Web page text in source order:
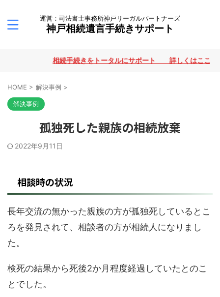
運営：司法書士事務所神戸リーガルパートナーズ
神戸相続遺言手続きサポート
相続手続きをトータルにサポート 詳しくはここをク
HOME > 解決事例 >
解決事例
孤独死した親族の相続放棄
2022年9月11日
相談時の状況
長年交流の無かった親族の方が孤独死しているとこ
ろを発見されて、相談者の方が相続人になりまし
た。
検死の結果から死後2か月程度経過していたとのこ
とでした。